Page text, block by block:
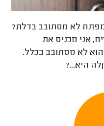
לא מסתובב בדלת?
אני מכניס את
לא מסתובב בכלל.
היא...?